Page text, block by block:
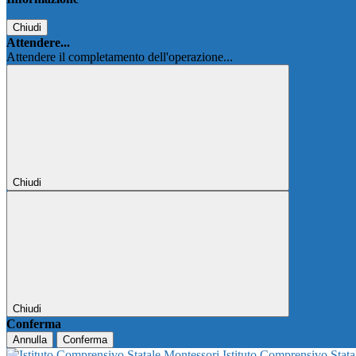
Chiudi
Attendere...
Attendere il completamento dell'operazione...
Chiudi
Chiudi
Conferma
Annulla Conferma